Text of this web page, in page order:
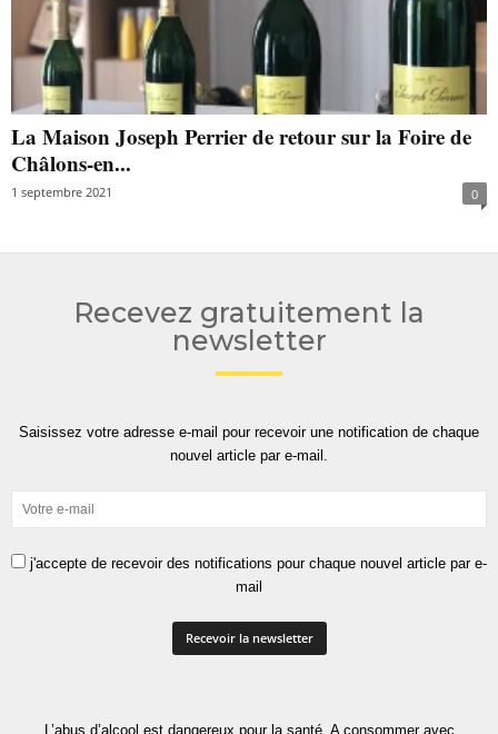
La Maison Joseph Perrier de retour sur la Foire de
Châlons-en...
1 septembre 2021 0
Recevez gratuitement la
newsletter
Saisissez votre adresse e-mail pour recevoir une notification de chaque
nouvel article par e-mail.
j'accepte de recevoir des notifications pour chaque nouvel article par e-
mail
L’abus d’alcool est dangereux pour la santé. A consommer avec